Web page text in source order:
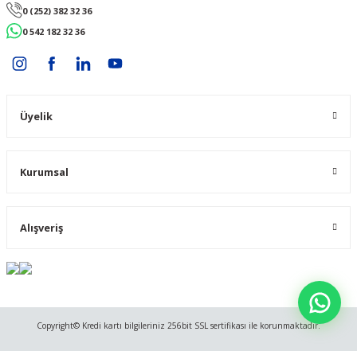
0 (252) 382 32 36
0 542 182 32 36
Üyelik
Kurumsal
Alışveriş
Copyright© Kredi kartı bilgileriniz 256bit SSL sertifikası ile korunmaktadır.